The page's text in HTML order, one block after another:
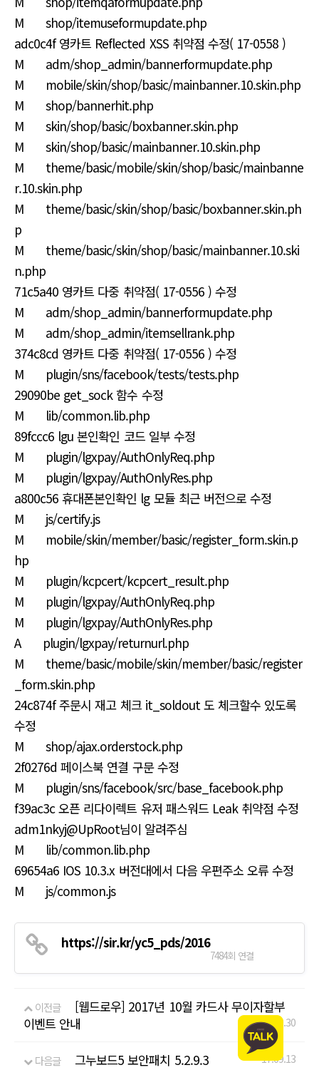
M shop/itemuseformupdate.php
adc0c4f 영카트 Reflected XSS 취약점 수정( 17-0558 )
M adm/shop_admin/bannerformupdate.php
M mobile/skin/shop/basic/mainbanner.10.skin.php
M shop/bannerhit.php
M skin/shop/basic/boxbanner.skin.php
M skin/shop/basic/mainbanner.10.skin.php
M theme/basic/mobile/skin/shop/basic/mainbanne
r.10.skin.php
M theme/basic/skin/shop/basic/boxbanner.skin.ph
p
M theme/basic/skin/shop/basic/mainbanner.10.ski
n.php
71c5a40 영카트 다중 취약점( 17-0556 ) 수정
M adm/shop_admin/bannerformupdate.php
M adm/shop_admin/itemsellrank.php
374c8cd 영카트 다중 취약점( 17-0556 ) 수정
M plugin/sns/facebook/tests/tests.php
29090be get_sock 함수 수정
M lib/common.lib.php
89fccc6 lgu 본인확인 코드 일부 수정
M plugin/lgxpay/AuthOnlyReq.php
M plugin/lgxpay/AuthOnlyRes.php
a800c56 휴대폰본인확인 lg 모듈 최근 버전으로 수정
M js/certify.js
M mobile/skin/member/basic/register_form.skin.p
hp
M plugin/kcpcert/kcpcert_result.php
M plugin/lgxpay/AuthOnlyReq.php
M plugin/lgxpay/AuthOnlyRes.php
A plugin/lgxpay/returnurl.php
M theme/basic/mobile/skin/member/basic/register
_form.skin.php
24c874f 주문시 재고 체크 it_soldout 도 체크할수 있도록
수정
M shop/ajax.orderstock.php
2f0276d 페이스북 연결 구문 수정
M plugin/sns/facebook/src/base_facebook.php
f39ac3c 오픈 리다이렉트 유저 패스워드 Leak 취약점 수정
adm1nkyj@UpRoot님이 알려주심
M lib/common.lib.php
69654a6 IOS 10.3.x 버전대에서 다음 우편주소 오류 수정
M js/common.js
https://sir.kr/yc5_pds/2016
7484회 연결
이전글
[웹드로우] 2017년 10월 카드사 무이자할부
이벤트 안내
17.09.30
다음글 그누보드5 보안패치 5.2.9.3 17.09.13